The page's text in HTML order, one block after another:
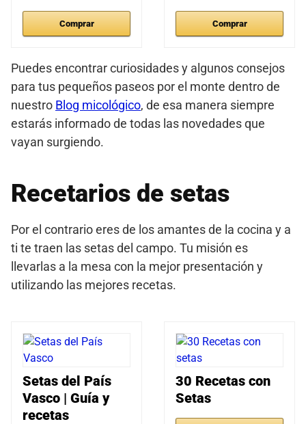
Comprar Comprar
Puedes encontrar curiosidades y algunos consejos
para tus pequeños paseos por el monte dentro de
nuestro Blog micológico, de esa manera siempre
estarás informado de todas las novedades que
vayan surgiendo.
Recetarios de setas
Por el contrario eres de los amantes de la cocina y a
ti te traen las setas del campo. Tu misión es
llevarlas a la mesa con la mejor presentación y
utilizando las mejores recetas.
Setas del País
Vasco | Guía y
recetas
30 Recetas con
Setas